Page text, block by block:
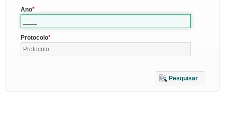
Ano
Protocolo
Pesquisar